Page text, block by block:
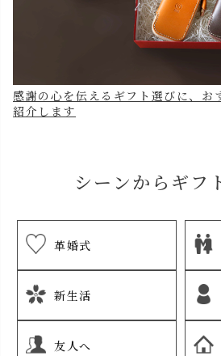
感謝の心を伝えるギフト選びに、お
紹介します
シーンからギフ
革婚式
新生活
友人へ